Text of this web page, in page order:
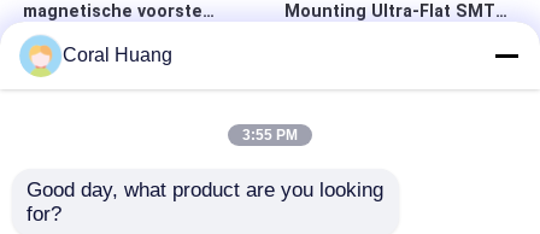
magnetische voorste
montage voor
evenementen
Mounting Ultra-Flat SMT
Events
Coral Huang
3:55 PM
Good day, what product are you looking
for?